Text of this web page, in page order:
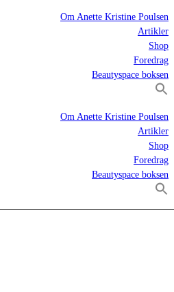
Om Anette Kristine Poulsen
Artikler
Shop
Foredrag
Beautyspace boksen
Om Anette Kristine Poulsen
Artikler
Shop
Foredrag
Beautyspace boksen